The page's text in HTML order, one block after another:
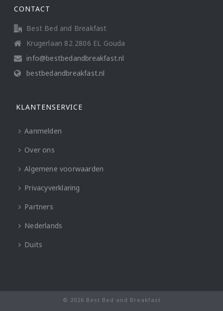
CONTACT
Best Bed and Breakfast
Krugerlaan 82 2806 EL Gouda
info@bestbedandbreakfast.nl
bestbedandbreakfast.nl
KLANTENSERVICE
Aanmelden
Over ons
Algemene voorwaarden
Privacyverklaring
Partners
Nederlands
Duits
© 2026 Best Bed and Breakfast